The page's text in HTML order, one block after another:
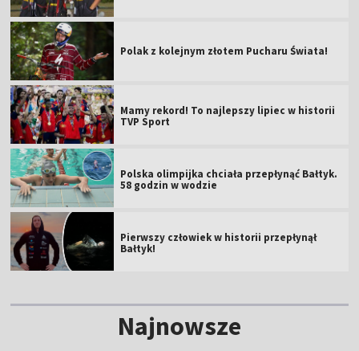
Polak z kolejnym złotem Pucharu Świata!
Mamy rekord! To najlepszy lipiec w historii
TVP Sport
Polska olimpijka chciała przepłynąć Bałtyk.
58 godzin w wodzie
Pierwszy człowiek w historii przepłynął
Bałtyk!
Najnowsze